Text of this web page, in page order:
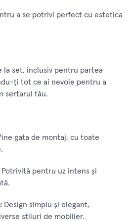
a se potrivi perfect cu estetica
la set, inclusiv pentru partea
ți tot ce ai nevoie pentru a
sertarul tău.
gata de montaj, cu toate
Potrivită pentru uz intens și
Design simplu și elegant,
stiluri de mobilier.